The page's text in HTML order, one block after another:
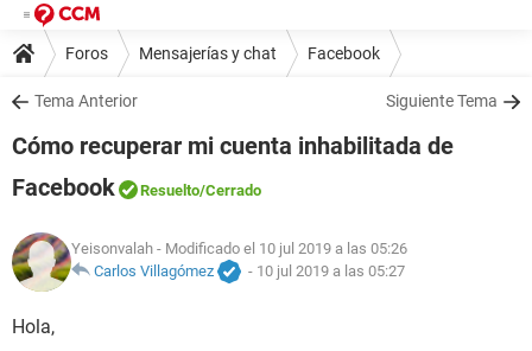
Foros Mensajerías y chat Facebook
Tema Anterior Siguiente Tema
Cómo recuperar mi cuenta inhabilitada de
Facebook
Resuelto/Cerrado
Yeisonvalah - Modificado el 10 jul 2019 a las 05:26
Carlos Villagómez
- 10 jul 2019 a las 05:27
Hola,